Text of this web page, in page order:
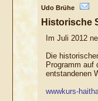
Udo Brühe
Historische
Im Juli 2012
Die
Programm auf
entstandenen
wwwkurs-